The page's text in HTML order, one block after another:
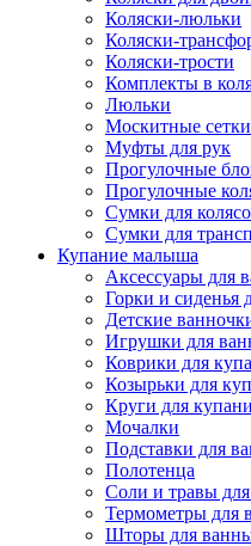
Коляски-люльки
Коляски-
Коляски-трости
Комплекты в
Люльки
Москитные сетки
Муфты для рук
Прогулочные
Прогулочные
Сумки для
Сумки для
Купание малыша
Аксессуары для
Горки и сиденья
Детские
Игрушки для
Коврики для
Козырьки для
Круги для
Мочалки
Подставки для
Полотенца
Соли и травы
Термометры для
Шторы для